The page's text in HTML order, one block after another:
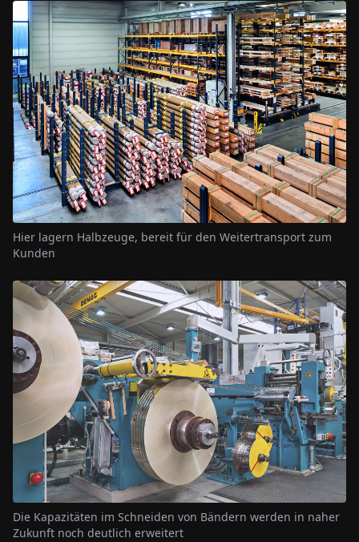
Hier lagern Halbzeuge, bereit für den Weitertransport zum
Kunden
Die Kapazitäten im Schneiden von Bändern werden in naher
Zukunft noch deutlich erweitert